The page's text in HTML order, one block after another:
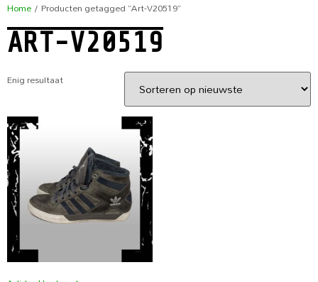
Home/ Producten getagged “Art-V20519”
ART-V20519
Enig resultaat